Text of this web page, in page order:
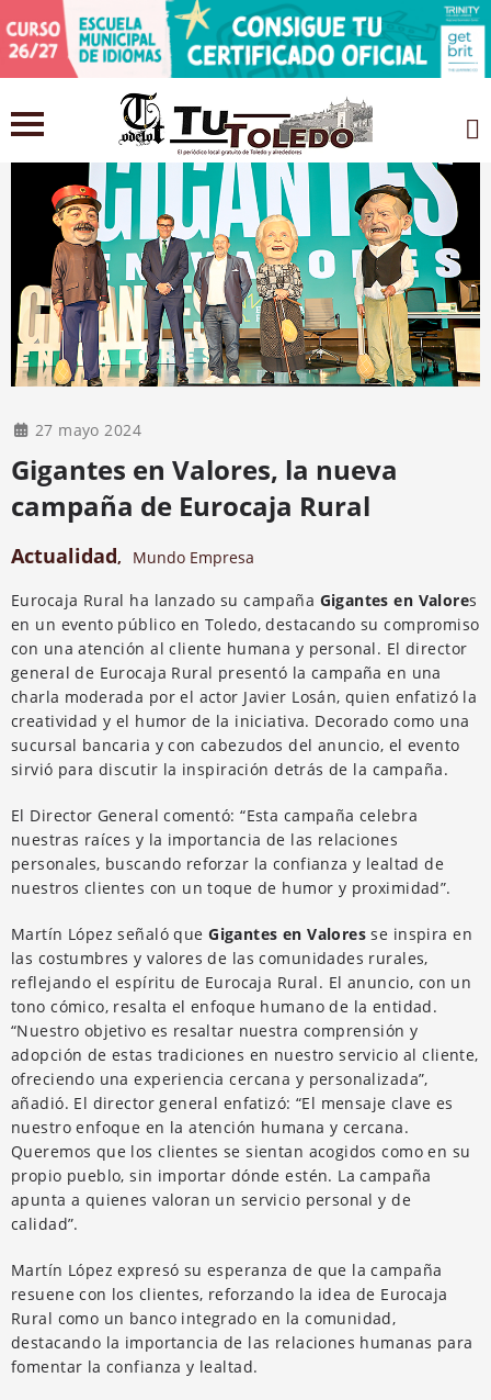
27 mayo 2024
Gigantes en Valores, la nueva
campaña de Eurocaja Rural
Actualidad, Mundo Empresa
Eurocaja Rural ha lanzado su campaña Gigantes en Valores
en un evento público en Toledo, destacando su compromiso
con una atención al cliente humana y personal. El director
general de Eurocaja Rural presentó la campaña en una
charla moderada por el actor Javier Losán, quien enfatizó la
creatividad y el humor de la iniciativa. Decorado como una
sucursal bancaria y con cabezudos del anuncio, el evento
sirvió para discutir la inspiración detrás de la campaña.
El Director General comentó: “Esta campaña celebra
nuestras raíces y la importancia de las relaciones
personales, buscando reforzar la confianza y lealtad de
nuestros clientes con un toque de humor y proximidad”.
Martín López señaló queGigantes en Valores se inspira en
las costumbres y valores de las comunidades rurales,
reflejando el espíritu de Eurocaja Rural. El anuncio, con un
tono cómico, resalta el enfoque humano de la entidad.
“Nuestro objetivo es resaltar nuestra comprensión y
adopción de estas tradiciones en nuestro servicio al cliente,
ofreciendo una experiencia cercana y personalizada”,
añadió. El director general enfatizó: “El mensaje clave es
nuestro enfoque en la atención humana y cercana.
Queremos que los clientes se sientan acogidos como en su
propio pueblo, sin importar dónde estén. La campaña
apunta a quienes valoran un servicio personal y de
calidad”.
Martín López expresó su esperanza de que la campaña
resuene con los clientes, reforzando la idea de Eurocaja
Rural como un banco integrado en la comunidad,
destacando la importancia de las relaciones humanas para
fomentar la confianza y lealtad.